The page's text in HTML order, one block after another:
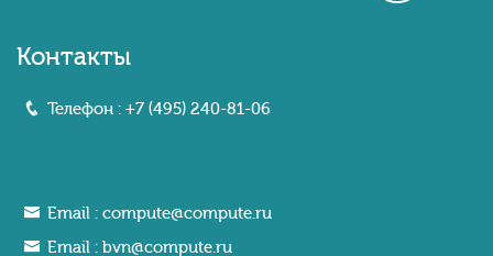
Контакты
Телефон : +7 (495) 240-81-06
Email : compute@compute.ru
Email : bvn@compute.ru